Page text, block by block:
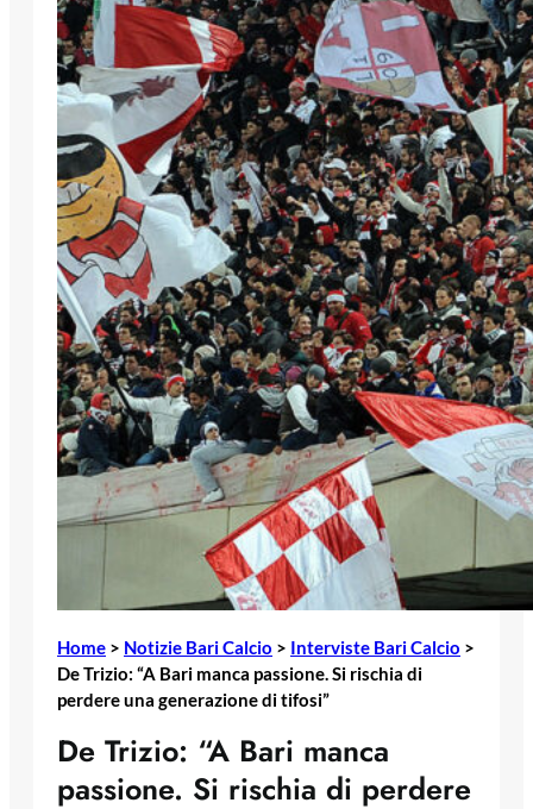
Home > Notizie Bari Calcio > Interviste Bari Calcio >
De Trizio: “A Bari manca passione. Si rischia di
perdere una generazione di tifosi”
De Trizio: “A Bari manca
passione. Si rischia di perdere